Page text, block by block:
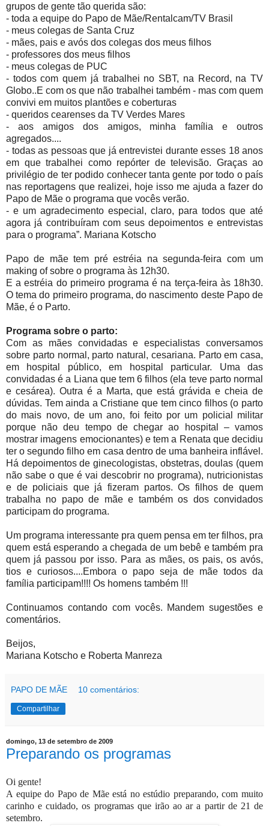
grupos de gente tão querida são:
- toda a equipe do Papo de Mãe/Rentalcam/TV Brasil
- meus colegas de Santa Cruz
- mães, pais e avós dos colegas dos meus filhos
- professores dos meus filhos
- meus colegas de PUC
- todos com quem já trabalhei no SBT, na Record, na TV
Globo..E com os que não trabalhei também - mas com quem
convivi em muitos plantões e coberturas
- queridos cearenses da TV Verdes Mares
- aos amigos dos amigos, minha família e outros
agregados....
- todas as pessoas que já entrevistei durante esses 18 anos
em que trabalhei como repórter de televisão. Graças ao
privilégio de ter podido conhecer tanta gente por todo o país
nas reportagens que realizei, hoje isso me ajuda a fazer do
Papo de Mãe o programa que vocês verão.
- e um agradecimento especial, claro, para todos que até
agora já contribuíram com seus depoimentos e entrevistas
para o programa”. Mariana Kotscho
Papo de mãe tem pré estréia na segunda-feira com um
making of sobre o programa às 12h30.
E a estréia do primeiro programa é na terça-feira às 18h30.
O tema do primeiro programa, do nascimento deste Papo de
Mãe, é o Parto.
Programa sobre o parto:
Com as mães convidadas e especialistas conversamos
sobre parto normal, parto natural, cesariana. Parto em casa,
em hospital público, em hospital particular. Uma das
convidadas é a Liana que tem 6 filhos (ela teve parto normal
e cesárea). Outra é a Marta, que está grávida e cheia de
dúvidas. Tem ainda a Cristiane que tem cinco filhos (o parto
do mais novo, de um ano, foi feito por um policial militar
porque não deu tempo de chegar ao hospital – vamos
mostrar imagens emocionantes) e tem a Renata que decidiu
ter o segundo filho em casa dentro de uma banheira inflável.
Há depoimentos de ginecologistas, obstetras, doulas (quem
não sabe o que é vai descobrir no programa), nutricionistas
e de policiais que já fizeram partos. Os filhos de quem
trabalha no papo de mãe e também os dos convidados
participam do programa.
Um programa interessante pra quem pensa em ter filhos, pra
quem está esperando a chegada de um bebê e também pra
quem já passou por isso. Para as mães, os pais, os avós,
tios e curiosos....Embora o papo seja de mãe todos da
família participam!!!! Os homens também !!!
Continuamos contando com vocês. Mandem sugestões e
comentários.
Beijos,
Mariana Kotscho e Roberta Manreza
PAPO DE MÃE 10 comentários:
Compartilhar
domingo, 13 de setembro de 2009
Preparando os programas
Oi gente!
A equipe do Papo de Mãe está no estúdio preparando, com muito
carinho e cuidado, os programas que irão ao ar a partir de 21 de
setembro.